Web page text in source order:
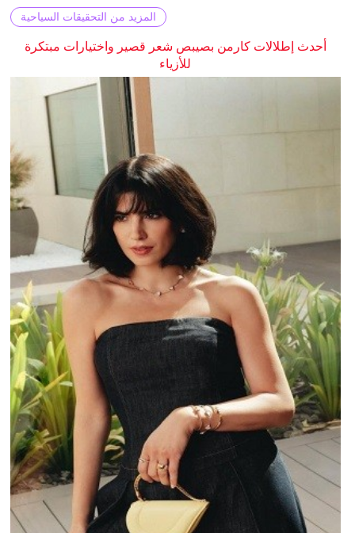
المزيد من التحقيقات السياحية
أحدث إطلالات كارمن بصيبص شعر قصير واختيارات مبتكرة
للأزياء